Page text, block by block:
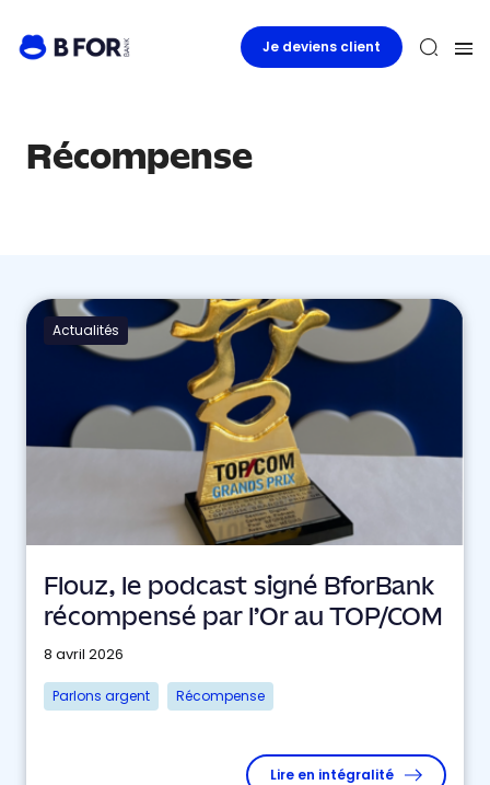
Je deviens client
Récompense
Actualités
Flouz, le podcast signé BforBank
récompensé par l’Or au TOP/COM
8 avril 2026
Parlons argent Récompense
Lire en intégralité